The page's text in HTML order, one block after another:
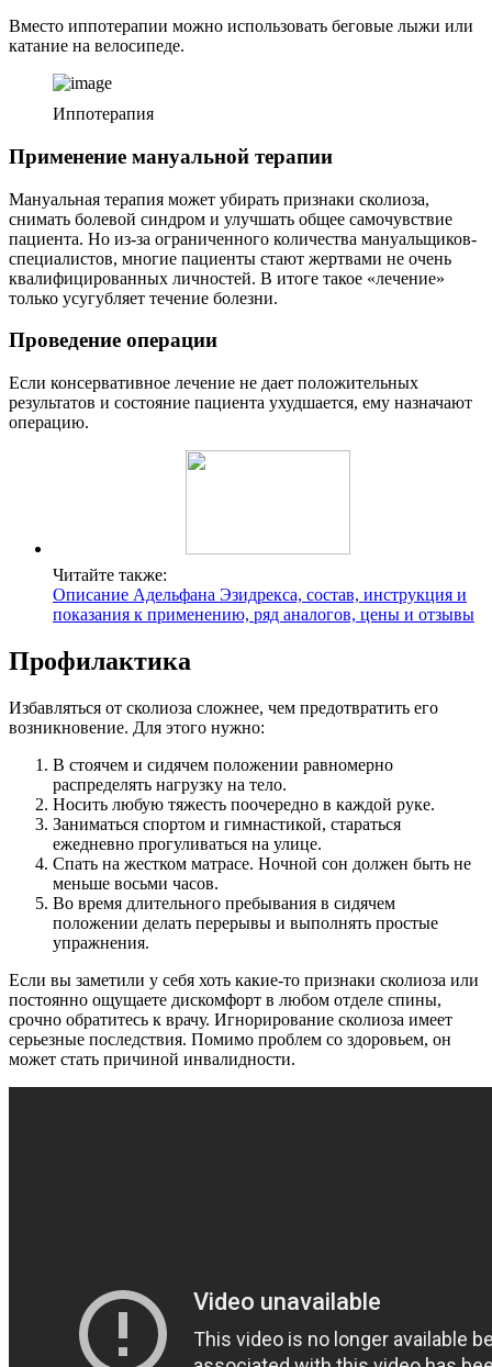
Вместо иппотерапии можно использовать беговые лыжи или
катание на велосипеде.
Иппотерапия
Применение мануальной терапии
Мануальная терапия может убирать признаки сколиоза,
снимать болевой синдром и улучшать общее самочувствие
пациента. Но из-за ограниченного количества мануальщиков-
специалистов, многие пациенты стают жертвами не очень
квалифицированных личностей. В итоге такое «лечение»
только усугубляет течение болезни.
Проведение операции
Если консервативное лечение не дает положительных
результатов и состояние пациента ухудшается, ему назначают
операцию.
Читайте также:
Описание Адельфана Эзидрекса, состав, инструкция и
показания к применению, ряд аналогов, цены и отзывы
Профилактика
Избавляться от сколиоза сложнее, чем предотвратить его
возникновение. Для этого нужно:
В стоячем и сидячем положении равномерно
распределять нагрузку на тело.
Носить любую тяжесть поочередно в каждой руке.
Заниматься спортом и гимнастикой, стараться
ежедневно прогуливаться на улице.
Спать на жестком матрасе. Ночной сон должен быть не
меньше восьми часов.
Во время длительного пребывания в сидячем
положении делать перерывы и выполнять простые
упражнения.
Если вы заметили у себя хоть какие-то признаки сколиоза или
постоянно ощущаете дискомфорт в любом отделе спины,
срочно обратитесь к врачу. Игнорирование сколиоза имеет
серьезные последствия. Помимо проблем со здоровьем, он
может стать причиной инвалидности.